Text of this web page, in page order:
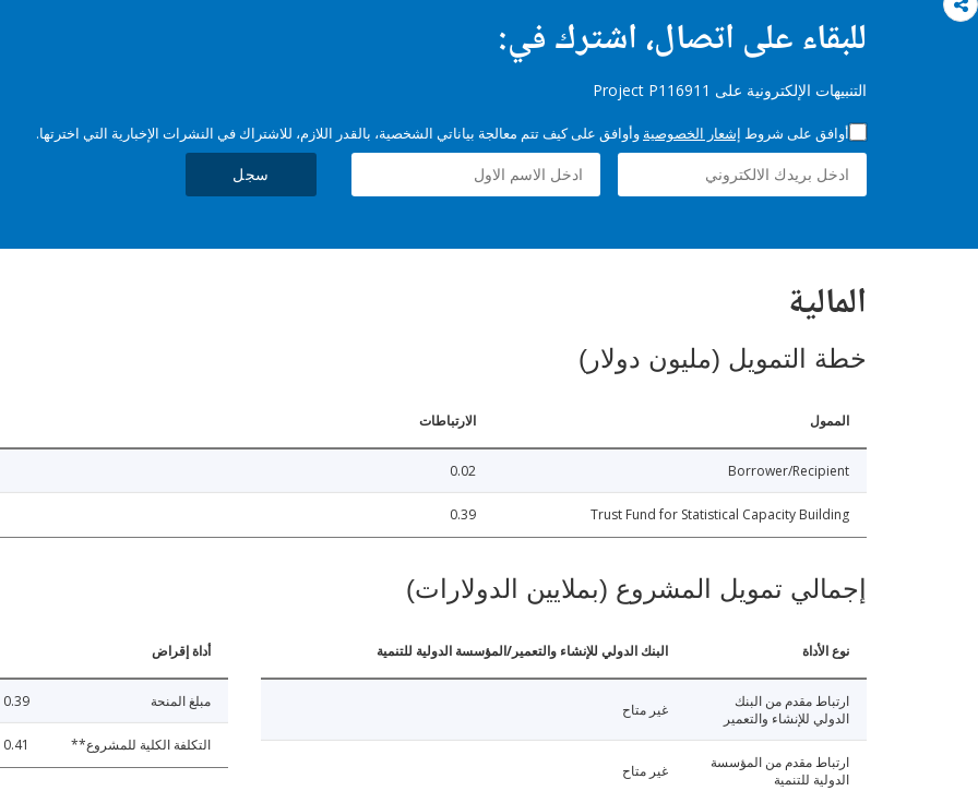
للبقاء على اتصال، اشترك في:
التنبيهات الإلكترونية على Project P116911
أوافق على شروط إشعار الخصوصية وأوافق على كيف تتم معالجة بياناتي الشخصية، بالقدر اللازم، للاشتراك في النشرات الإخبارية التي اخترتها.
سجل
المالية
خطة التمويل (مليون دولار)
الممول الارتباطات
Borrower/Recipient
0.02
Trust Fund for Statistical Capacity Building
0.39
إجمالي تمويل المشروع (بملايين الدولارات)
نوع الأداة البنك الدولي للإنشاء والتعمير/المؤسسة الدولية للتنمية
ارتباط مقدم من البنك
الدولي للإنشاء والتعمير
غير متاح
ارتباط مقدم من المؤسسة
الدولية للتنمية
غير متاح
أداة إقراض
مبلغ المنحة 0.39
التكلفة الكلية للمشروع** 0.41